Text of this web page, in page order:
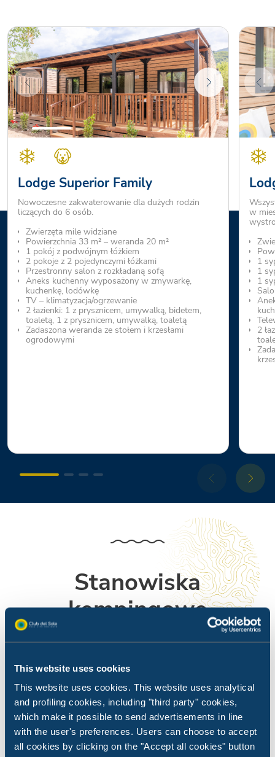
This website uses cookies
This website uses cookies. This website uses analytical
and profiling cookies, including "third party" cookies,
which make it possible to send advertisements in line
with the user's preferences. Users can choose to accept
all cookies by clicking on the "Accept all cookies" button
Lodge Superior Family
Nowoczesne zakwaterowanie dla dużych rodzin
liczących do 6 osób.
Zwierzęta mile widziane
Powierzchnia 33 m² – weranda 20 m²
1 pokój z podwójnym łóżkiem
2 pokoje z 2 pojedynczymi łóżkami
Przestronny salon z rozkładaną sofą
Aneks kuchenny wyposażony w zmywarkę,
kuchenkę, lodówkę
TV – klimatyzacja/ogrzewanie
2 łazienki: 1 z prysznicem, umywalką, bidetem,
toaletą, 1 z prysznicem, umywalką, toaletą
Zadaszona weranda ze stołem i krzesłami
ogrodowymi
w
1
1
1
2
Stanowiska
kempingowe
dokładnie tak, jak lubisz.